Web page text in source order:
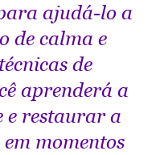
ajudá-lo a
de calma e
de
aprenderá a
e restaurar a
momentos